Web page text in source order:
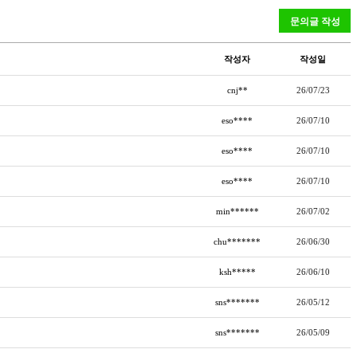
작성자 작성일
cnj** 26/07/23
eso**** 26/07/10
eso**** 26/07/10
eso**** 26/07/10
min****** 26/07/02
chu******* 26/06/30
ksh***** 26/06/10
sns******* 26/05/12
sns******* 26/05/09